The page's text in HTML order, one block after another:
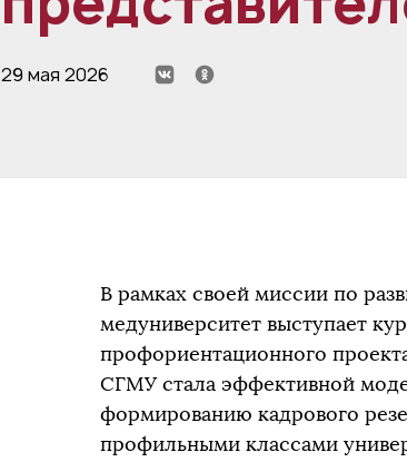
29 мая 2026
В рамках своей миссии по
медуниверситет выступает
профориентационного
СГМУ стала эффективной
формированию кадрового
профильными классами